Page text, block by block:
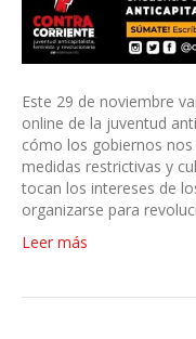
Este 29 de noviembre
online de la juventud
cómo los gobiernos
medidas restrictivas y
tocan los intereses de
organizarse para
Leer más